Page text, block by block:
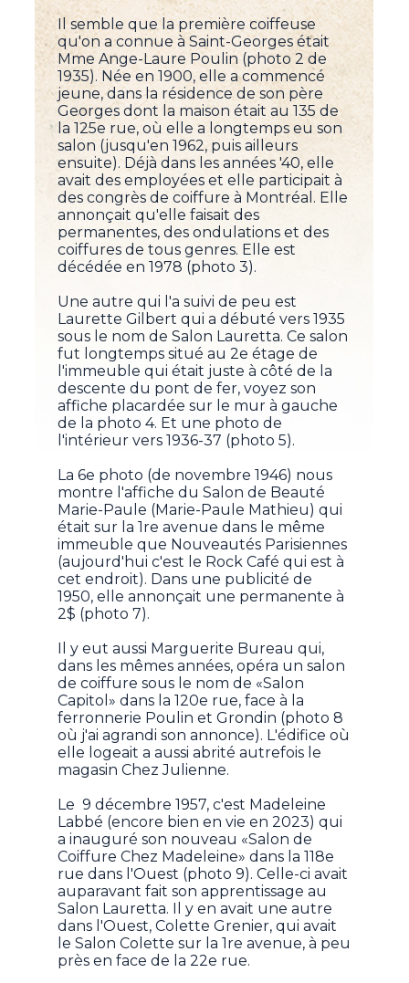
Il semble que la première coiffeuse
qu'on a connue à Saint-Georges était
Mme Ange-Laure Poulin (photo 2 de
1935). Née en 1900, elle a commencé
jeune, dans la résidence de son père
Georges dont la maison était au 135 de
la 125e rue, où elle a longtemps eu son
salon (jusqu'en 1962, puis ailleurs
ensuite). Déjà dans les années '40, elle
avait des employées et elle participait à
des congrès de coiffure à Montréal. Elle
annonçait qu'elle faisait des
permanentes, des ondulations et des
coiffures de tous genres. Elle est
décédée en 1978 (photo 3).
Une autre qui l'a suivi de peu est
Laurette Gilbert qui a débuté vers 1935
sous le nom de Salon Lauretta. Ce salon
fut longtemps situé au 2e étage de
l'immeuble qui était juste à côté de la
descente du pont de fer, voyez son
affiche placardée sur le mur à gauche
de la photo 4. Et une photo de
l'intérieur vers 1936-37 (photo 5).
La 6e photo (de novembre 1946) nous
montre l'affiche du Salon de Beauté
Marie-Paule (Marie-Paule Mathieu) qui
était sur la 1re avenue dans le même
immeuble que Nouveautés Parisiennes
(aujourd'hui c'est le Rock Café qui est à
cet endroit). Dans une publicité de
1950, elle annonçait une permanente à
2$ (photo 7).
Il y eut aussi Marguerite Bureau qui,
dans les mêmes années, opéra un salon
de coiffure sous le nom de «Salon
Capitol» dans la 120e rue, face à la
ferronnerie Poulin et Grondin (photo 8
où j'ai agrandi son annonce). L'édifice où
elle logeait a aussi abrité autrefois le
magasin Chez Julienne.
Le 9 décembre 1957, c'est Madeleine
Labbé (encore bien en vie en 2023) qui
a inauguré son nouveau «Salon de
Coiffure Chez Madeleine» dans la 118e
rue dans l'Ouest (photo 9). Celle-ci avait
auparavant fait son apprentissage au
Salon Lauretta. Il y en avait une autre
dans l'Ouest, Colette Grenier, qui avait
le Salon Colette sur la 1re avenue, à peu
près en face de la 22e rue.